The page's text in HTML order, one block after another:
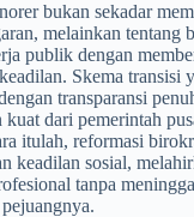
bukan sekadar
melainkan tentang
publik dengan
Skema transisi
transparansi
dari pemerintah
itulah, reformasi
keadilan sosial,
tanpa